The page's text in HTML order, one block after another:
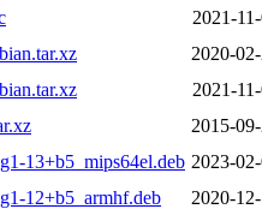
2021-
2020-
2021-
2015-
13+b5_mips64el.deb 2023-
12+b5_armhf.deb
2020-